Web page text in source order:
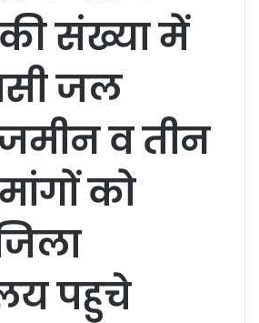
की संख्या में
जल
व तीन
को
पहुचे